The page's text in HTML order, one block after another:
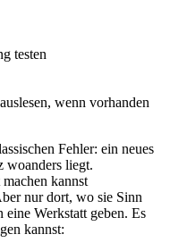
testen
wenn vorhanden
Fehler: ein neues
woanders liegt.
kannst
nur dort, wo sie Sinn
Werkstatt geben. Es
kannst: